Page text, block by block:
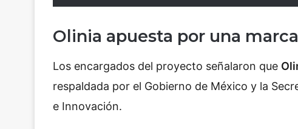
Olinia apuesta por una
Los encargados del proyecto señalaron que
respaldada por el Gobierno de México y la
e Innovación.